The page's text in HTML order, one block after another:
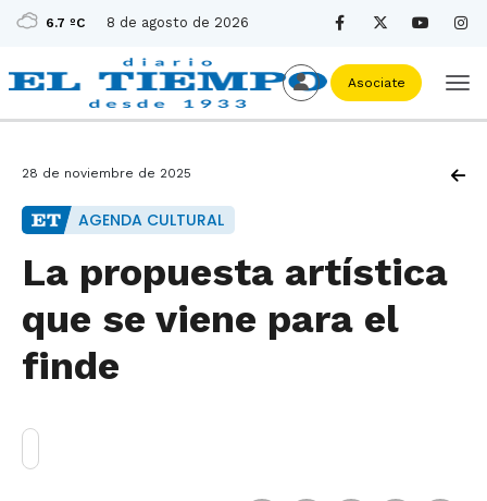
6.7 ºC 8 de agosto de 2026
Asociate
28 de noviembre de 2025
AGENDA CULTURAL
La propuesta artística
que se viene para el
finde